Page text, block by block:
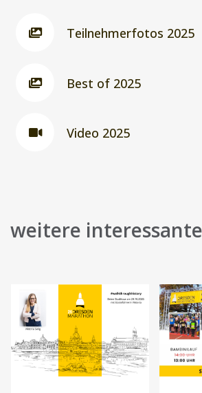
Teilnehmerfotos 2025
Best of 2025
Video 2025
weitere